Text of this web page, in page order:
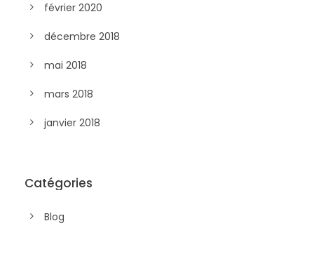
février 2020
décembre 2018
mai 2018
mars 2018
janvier 2018
Catégories
Blog